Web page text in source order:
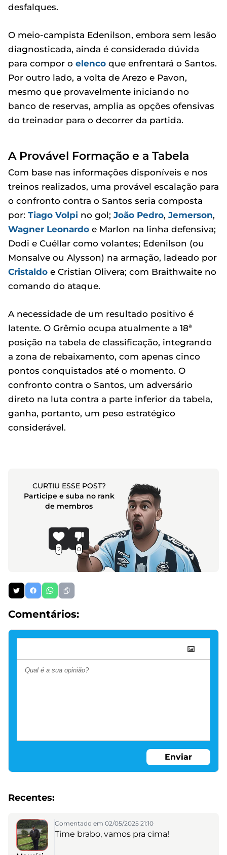
desfalques.
O meio-campista Edenilson, embora sem lesão
diagnosticada, ainda é considerado dúvida
para compor o elenco que enfrentará o Santos.
Por outro lado, a volta de Arezo e Pavon,
mesmo que provavelmente iniciando no
banco de reservas, amplia as opções ofensivas
do treinador para o decorrer da partida.
A Provável Formação e a Tabela
Com base nas informações disponíveis e nos
treinos realizados, uma provável escalação para
o confronto contra o Santos seria composta
por: Tiago Volpi no gol; João Pedro, Jemerson,
Wagner Leonardo e Marlon na linha defensiva;
Dodi e Cuéllar como volantes; Edenilson (ou
Monsalve ou Alysson) na armação, ladeado por
Cristaldo e Cristian Olivera; com Braithwaite no
comando do ataque.
A necessidade de um resultado positivo é
latente. O Grêmio ocupa atualmente a 18ª
posição na tabela de classificação, integrando
a zona de rebaixamento, com apenas cinco
pontos conquistados até o momento. O
confronto contra o Santos, um adversário
direto na luta contra a parte inferior da tabela,
ganha, portanto, um peso estratégico
considerável.
CURTIU ESSE POST?
Participe e suba no rank
de membros
2 0
Comentários:
Enviar
Recentes:
Comentado em 02/05/2025 21:10
Time brabo, vamos pra cima!